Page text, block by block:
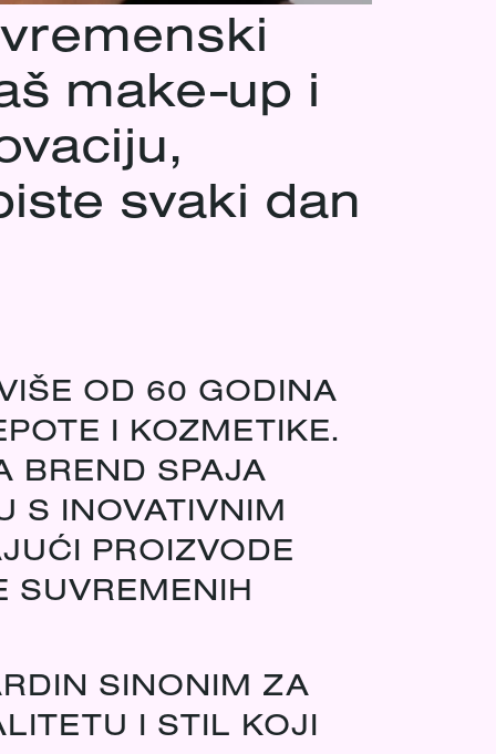
make-up i
svaki dan
OD 60 GODINA
I KOZMETIKE.
BREND SPAJA
S INOVATIVNIM
PROIZVODE
SUVREMENIH
SINONIM ZA
I STIL KOJI